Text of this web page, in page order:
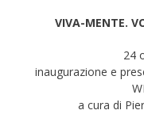
VIVA-MENTE.
24
inaugurazione e
a cura di